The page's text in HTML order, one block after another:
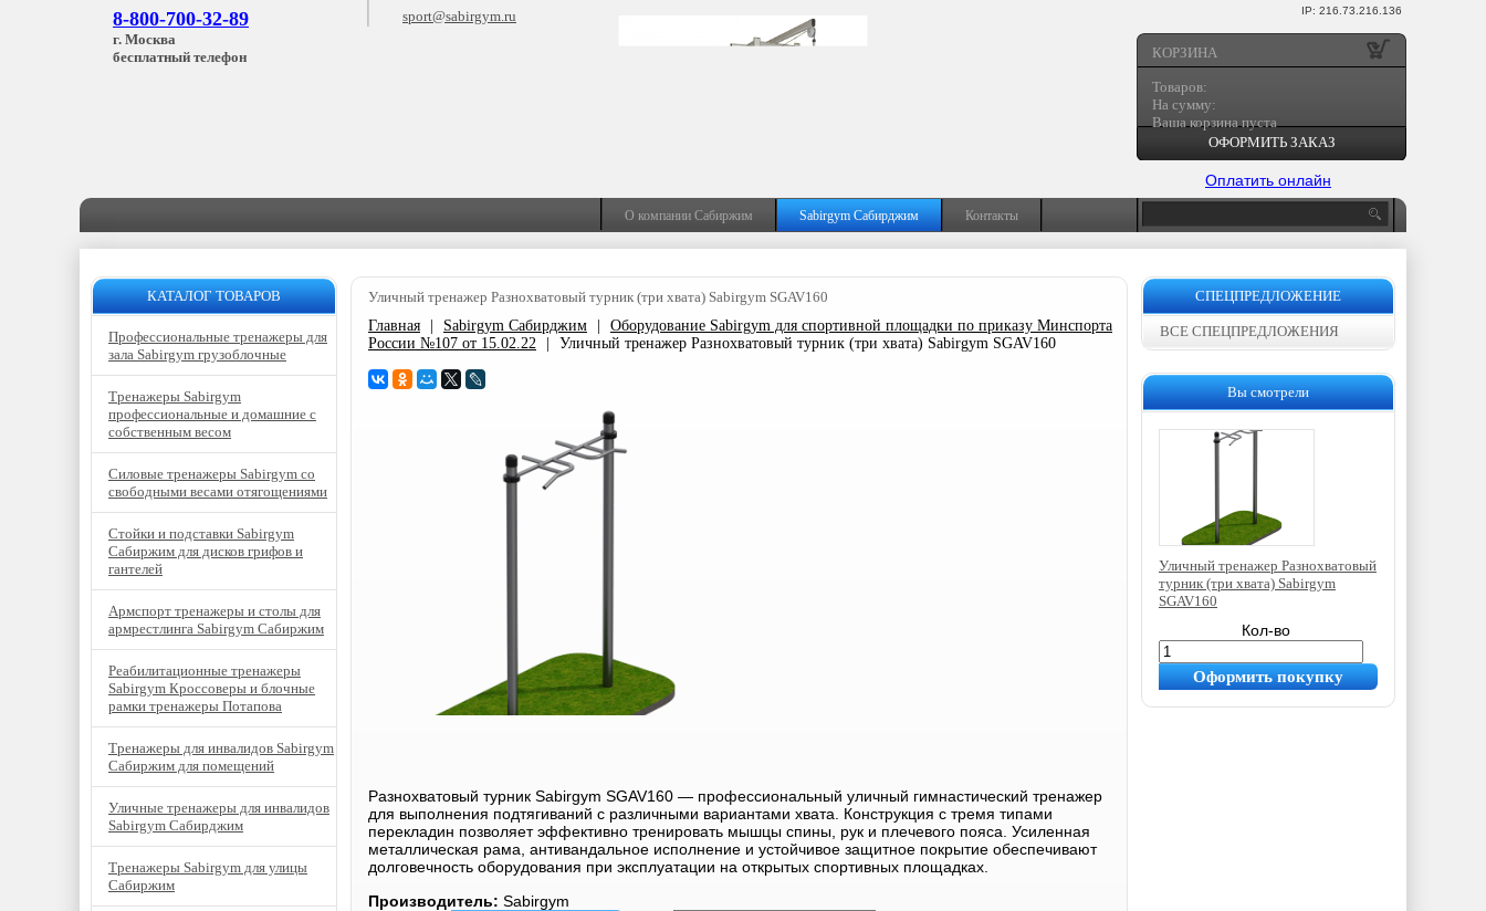
IP: 216.73.216.136
8-800-700-32-89
г. Москва
бесплатный телефон
sport@sabirgym.ru
КОРЗИНА
Товаров:
На сумму:
Ваша корзина пуста
ОФОРМИТЬ ЗАКАЗ
Оплатить онлайн
О компании Сабиржим Sabirgym Сабирджим Контакты
Уличный тренажер Разнохватовый турник (три хвата) Sabirgym SGAV160
Главная
Sabirgym Сабирджим
Оборудование Sabirgym для спортивной площадки по приказу Минспорта
России №107 от 15.02.22
Уличный тренажер Разнохватовый турник (три хвата) Sabirgym SGAV160
Разнохватовый турник Sabirgym SGAV160 — профессиональный уличный гимнастический тренажер
для выполнения подтягиваний с различными вариантами хвата. Конструкция с тремя типами
перекладин позволяет эффективно тренировать мышцы спины, рук и плечевого пояса. Усиленная
металлическая рама, антивандальное исполнение и устойчивое защитное покрытие обеспечивают
долговечность оборудования при эксплуатации на открытых спортивных площадках.
Производитель: Sabirgym
КАТАЛОГ ТОВАРОВ
Профессиональные тренажеры для
зала Sabirgym грузоблочные
Тренажеры Sabirgym
профессиональные и домашние с
собственным весом
Силовые тренажеры Sabirgym со
свободными весами отягощениями
Стойки и подставки Sabirgym
Сабиржим для дисков грифов и
гантелей
Армспорт тренажеры и столы для
армрестлинга Sabirgym Сабиржим
Реабилитационные тренажеры
Sabirgym Кроссоверы и блочные
рамки тренажеры Потапова
Тренажеры для инвалидов Sabirgym
Сабиржим для помещений
Уличные тренажеры для инвалидов
Sabirgym Сабирджим
Тренажеры Sabirgym для улицы
Сабиржим
СПЕЦПРЕДЛОЖЕНИЕ
ВСЕ СПЕЦПРЕДЛОЖЕНИЯ
Вы смотрели
Уличный тренажер Разнохватовый
турник (три хвата) Sabirgym
SGAV160
Кол-во
Оформить покупку